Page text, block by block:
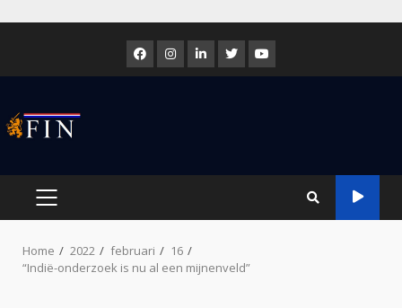
content
FacebookInstagram
LinkedInTwitterYoutube
PRIMARY
Home 2022 februari
16
“Indië-onderzoek is nu al een mijnenveld”